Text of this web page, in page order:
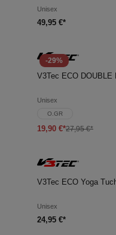
Unisex
49,95 €*
-29%
V3Tec ECO DOUBLE
Unisex
O.GR
19,90 €*27,95 €*
V3Tec ECO Yoga
Unisex
24,95 €*